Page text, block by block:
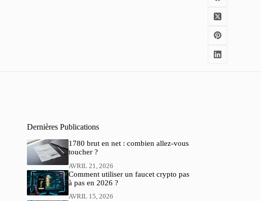
Dernières Publications
1780 brut en net : combien allez-vous
toucher ?
AVRIL 21, 2026
Comment utiliser un faucet crypto pas
à pas en 2026 ?
AVRIL 15, 2026